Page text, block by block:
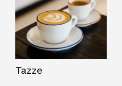
Tazze